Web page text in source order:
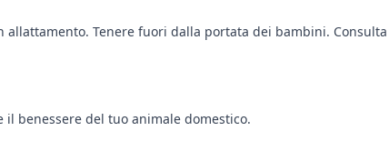
Tenere fuori dalla portata dei bambini. Consulta
benessere del tuo animale domestico.